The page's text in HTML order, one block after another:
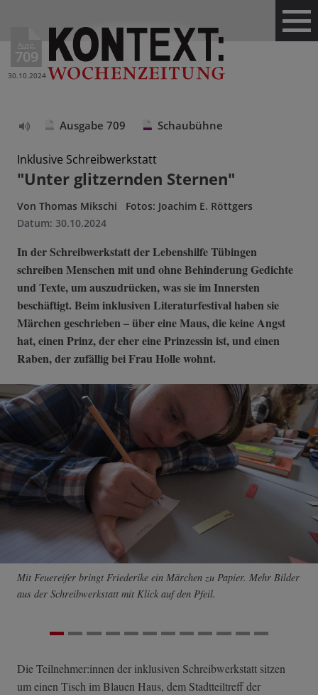
Ausg.
709
30.10.2024
vorlesen
Ausgabe 709 Schaubühne
Inklusive Schreibwerkstatt
"Unter glitzernden Sternen"
Von Thomas Mikschi
Fotos: Joachim E. Röttgers
Datum: 30.10.2024
In der Schreibwerkstatt der Lebenshilfe Tübingen
schreiben Menschen mit und ohne Behinderung Gedichte
und Texte, um auszudrücken, was sie im Innersten
beschäftigt. Beim inklusiven Literaturfestival haben sie
Märchen geschrieben – über eine Maus, die keine Angst
hat, einen Prinz, der eher eine Prinzessin ist, und einen
Raben, der zufällig bei Frau Holle wohnt.
Mit Feuereifer bringt Friederike ein Märchen zu Papier. Mehr Bilder
aus der Schreibwerkstatt mit Klick auf den Pfeil.
Die Teilnehmer:innen der inklusiven Schreibwerkstatt sitzen
um einen Tisch im Blauen Haus, dem Stadtteiltreff der